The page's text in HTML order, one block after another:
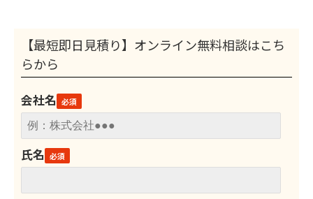
【最短即日見積り】オンライン無料相談はこち
らから
会社名
氏名